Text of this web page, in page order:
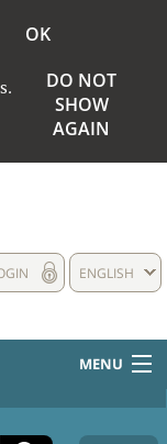
OK
DO NOT
SHOW
AGAIN
ENGLISH
MENU